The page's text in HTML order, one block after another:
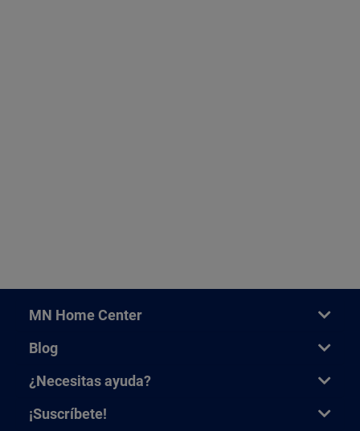
MN Home Center
Blog
¿Necesitas ayuda?
¡Suscríbete!